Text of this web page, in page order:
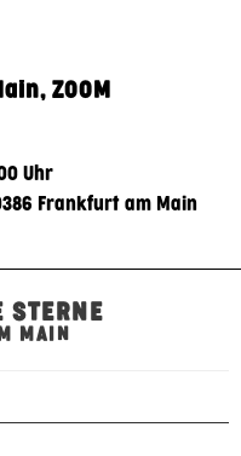
ZOOM
Uhr
Frankfurt am Main
STERNE
MAIN